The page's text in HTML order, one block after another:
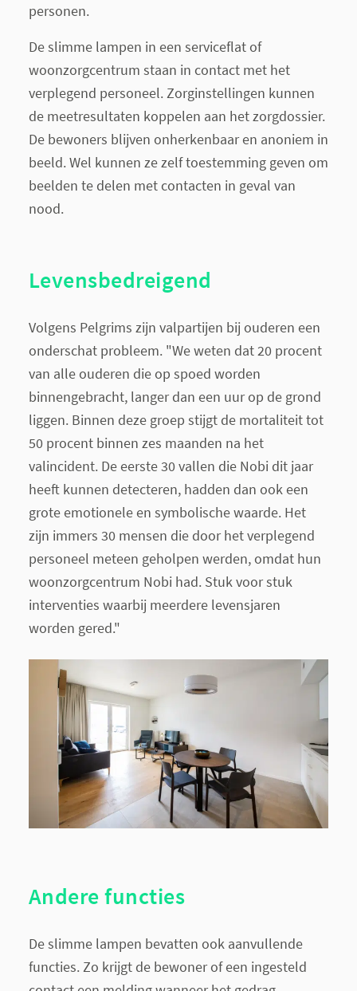
personen.
De slimme lampen in een serviceflat of
woonzorgcentrum staan in contact met het
verplegend personeel. Zorginstellingen kunnen
de meetresultaten koppelen aan het zorgdossier.
De bewoners blijven onherkenbaar en anoniem in
beeld. Wel kunnen ze zelf toestemming geven om
beelden te delen met contacten in geval van
nood.
Levensbedreigend
Volgens Pelgrims zijn valpartijen bij ouderen een
onderschat probleem. "We weten dat 20 procent
van alle ouderen die op spoed worden
binnengebracht, langer dan een uur op de grond
liggen. Binnen deze groep stijgt de mortaliteit tot
50 procent binnen zes maanden na het
valincident. De eerste 30 vallen die Nobi dit jaar
heeft kunnen detecteren, hadden dan ook een
grote emotionele en symbolische waarde. Het
zijn immers 30 mensen die door het verplegend
personeel meteen geholpen werden, omdat hun
woonzorgcentrum Nobi had. Stuk voor stuk
interventies waarbij meerdere levensjaren
worden gered."
Andere functies
De slimme lampen bevatten ook aanvullende
functies. Zo krijgt de bewoner of een ingesteld